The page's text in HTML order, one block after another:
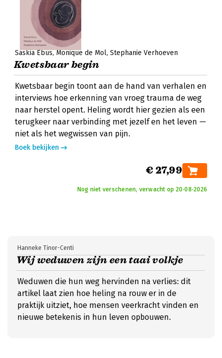
Saskia Ebus Monique de Mol Stephanie Verhoeven
Kwetsbaar begin
Kwetsbaar begin toont aan de hand van verhalen en
interviews hoe erkenning van vroeg trauma de weg
naar herstel opent. Heling wordt hier gezien als een
terugkeer naar verbinding met jezelf en het leven —
niet als het wegwissen van pijn.
Boek bekijken
€ 27,99
Nog niet verschenen, verwacht op 20‑08‑2026
Wij weduwen zijn een taai volkje
Hanneke Tinor-Centi
Weduwen die hun weg hervinden na verlies: dit
artikel laat zien hoe heling na rouw er in de
praktijk uitziet, hoe mensen veerkracht vinden en
nieuwe betekenis in hun leven opbouwen.